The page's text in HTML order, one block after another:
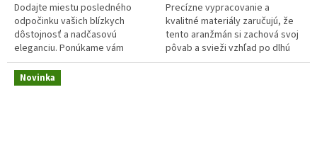
Dodajte miestu posledného
odpočinku vašich blízkych
dôstojnosť a nadčasovú
eleganciu. Ponúkame vám
jedinečný kus, ktorý je presne
taký, ako ho vidíte na
priloženej...
Precízne vypracovanie a
kvalitné materiály zaručujú, že
tento aranžmán si zachová svoj
pôvab a svieži vzhľad po dlhú
dobu. Zakúpením si
Novinka